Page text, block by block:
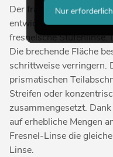
Der französische
entwickelte sie 1822
fresnelsche Stufenlinse.
Die brechende Fläche
schrittweise verringern.
prismatischen
Streifen oder
zusammengesetzt.
auf erhebliche Mengen
Fresnel-Linse die
Linse.
Nur